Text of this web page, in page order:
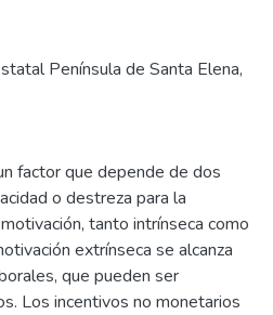
Península de Santa Elena,
factor que depende de dos
o destreza para la
tanto intrínseca como
extrínseca se alcanza
que pueden ser
Los incentivos no monetarios